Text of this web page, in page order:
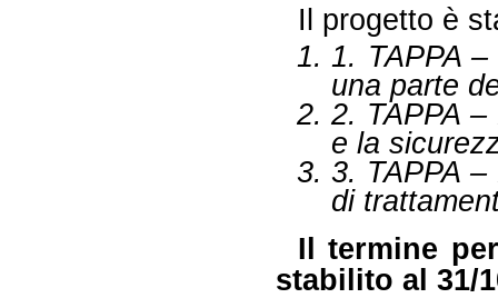
Il progetto è
1. TAPPA
una parte
2. TAPPA –
e la
3. TAPPA –
di
Il termine
stabilito al 31/